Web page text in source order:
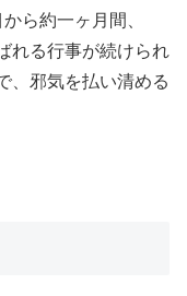
ら約一ヶ月間、
れる行事が続けられ
、邪気を払い清める